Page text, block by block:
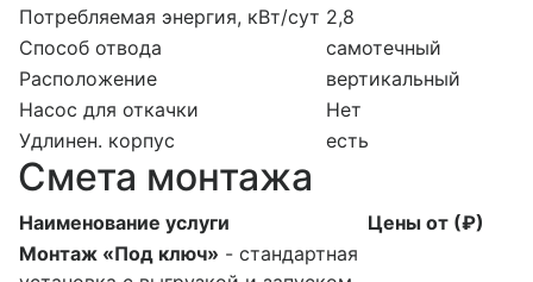
Потребляемая энергия, кВт/сут 2,8
Способ отвода
самотечный
Расположение
вертикальный
Насос для откачки
Нет
Удлинен. корпус
есть
Смета монтажа
Наименование услуги
Цены от (₽)
Монтаж «Под ключ» - стандартная